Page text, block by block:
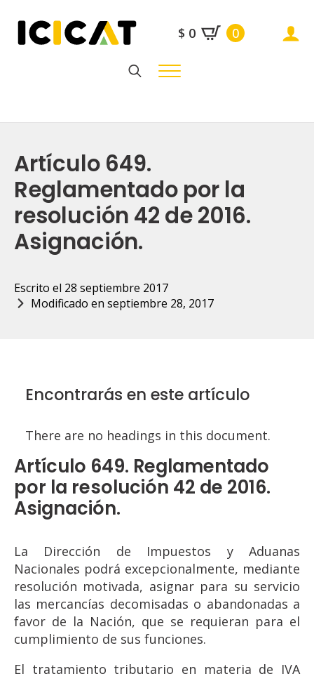
$ 0 0
Artículo 649.
Reglamentado por la
resolución 42 de 2016.
Asignación.
Escrito el 28 septiembre 2017
Modificado en septiembre 28, 2017
Encontrarás en este artículo
There are no headings in this document.
Artículo 649. Reglamentado
por la resolución 42 de 2016.
Asignación.
La Dirección de Impuestos y Aduanas
Nacionales podrá excepcionalmente, mediante
resolución motivada, asignar para su servicio
las mercancías decomisadas o abandonadas a
favor de la Nación, que se requieran para el
cumplimiento de sus funciones.
El tratamiento tributario en materia de IVA